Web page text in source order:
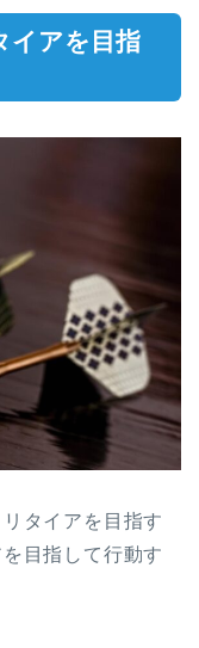
イアを目指
タイアを目指す
目指して行動す